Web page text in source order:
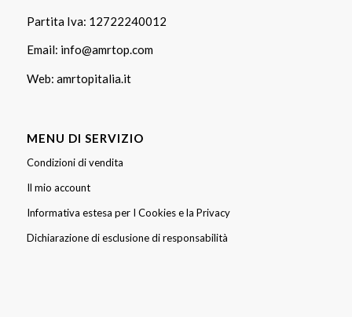
Partita Iva: 12722240012
Email: info@amrtop.com
Web: amrtopitalia.it
MENU DI SERVIZIO
Condizioni di vendita
Il mio account
Informativa estesa per I Cookies e la Privacy
Dichiarazione di esclusione di responsabilità